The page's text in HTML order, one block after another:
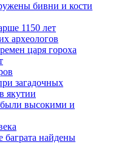
бивни и кости
1150 лет
археологов
царя гороха
загадочных
якутии
высокими и
баграта найдены